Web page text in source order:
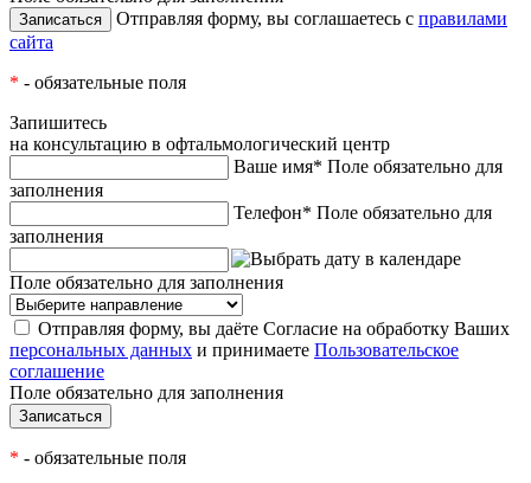
Отправляя форму, вы соглашаетесь с правилами
сайта
* - обязательные поля
Запишитесь
на консультацию в офтальмологический центр
Ваше имя* Поле обязательно для
заполнения
Телефон* Поле обязательно для
заполнения
Поле обязательно для заполнения
Отправляя форму, вы даёте Согласие на обработку Ваших
персональных данных и принимаете Пользовательское
соглашение
Поле обязательно для заполнения
* - обязательные поля